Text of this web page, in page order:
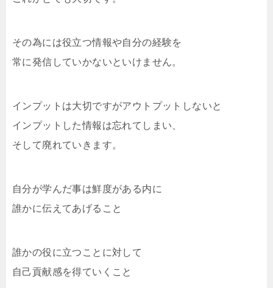
その為には役立つ情報や自分の経験を
常に発信していかないといけません。
インプットは大切ですがアウトプットしないと
インプットした情報は忘れてしまい、
そして廃れていきます。
自分が学んだ事は鮮度がある内に
誰かに伝えてあげること
誰かの役に立つことに対して
自己貢献感を得ていくこと